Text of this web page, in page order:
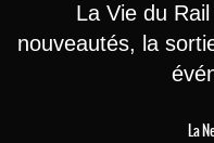
La Vie du
nouveautés, la
La